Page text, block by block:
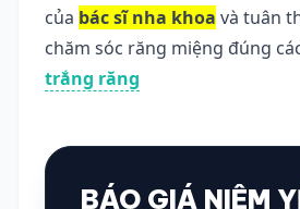
của bác sĩ nha khoa và tuân
chăm sóc răng miệng đúng
trắng răng
BÁO GIÁ NIÊM